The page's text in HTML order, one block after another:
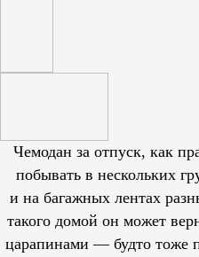
Чемодан за отпуск, как
побывать в нескольких
и на багажных лентах
такого домой он может
царапинами — будто тоже